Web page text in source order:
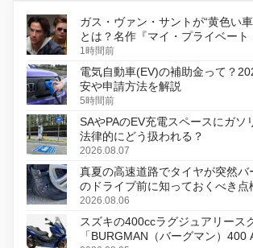
ガス・ヴァン・サントが“黄色い
とは？名作『マイ・プライベート
初のデジタルリマスター版で復活
1時間前
電気自動車(EV)の補助金って？
安や申請方法を解説
5時間前
SAやPAのEV充電スペースにガソ
法律的にどう扱われる？
2026.08.07
真夏の高速道路でタイヤが突然バ
のドライブ前に知っておくべき点
2026.08.06
スズキの400ccラグジュアリース
「BURGMAN（バーグマン）400